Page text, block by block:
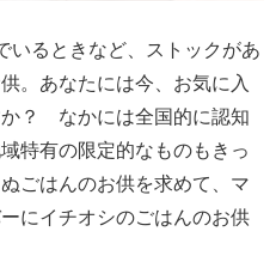
いるときなど、ストックがあ
。あなたには今、お気に入
か？ なかには全国的に認知
特有の限定的なものもきっ
ごはんのお供を求めて、マ
にイチオシのごはんのお供